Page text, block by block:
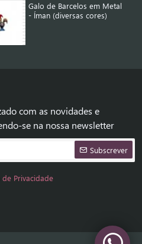
Galo de Barcelos em Metal
- Íman (diversas cores)
com as novidades e
se na nossa newsletter
Subscrever
de Privacidade